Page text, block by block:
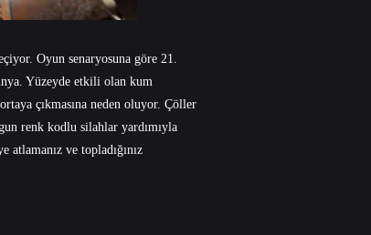
Oyun senaryosuna göre 21.
Yüzeyde etkili olan kum
çıkmasına neden oluyor. Çöller
renk kodlu silahlar yardımıyla
ve topladığınız